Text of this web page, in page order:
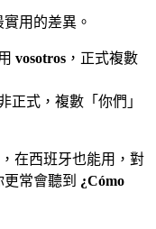
用的差異。
vosotros ，正式複數
正式，複數「你們」
，在西班牙也能用，對
常會聽到 ¿Cómo